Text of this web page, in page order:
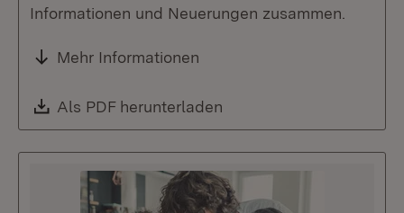
Informationen und Neuerungen zusammen.
Mehr Informationen
Download:
Als PDF herunterladen